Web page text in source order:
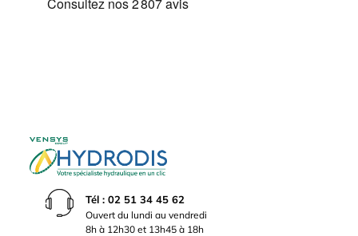
Tél : 02 51 34 45 62
Ouvert du lundi au vendredi
8h à 12h30 et 13h45 à 18h